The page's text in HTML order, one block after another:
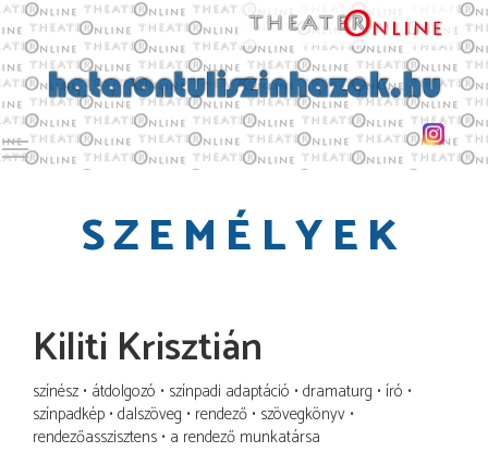
Toggle main menu visibility
SZEMÉLYEK
Kiliti Krisztián
színész átdolgozó színpadi adaptáció dramaturg író
színpadkép dalszöveg rendező szövegkönyv
rendezőasszisztens a rendező munkatársa